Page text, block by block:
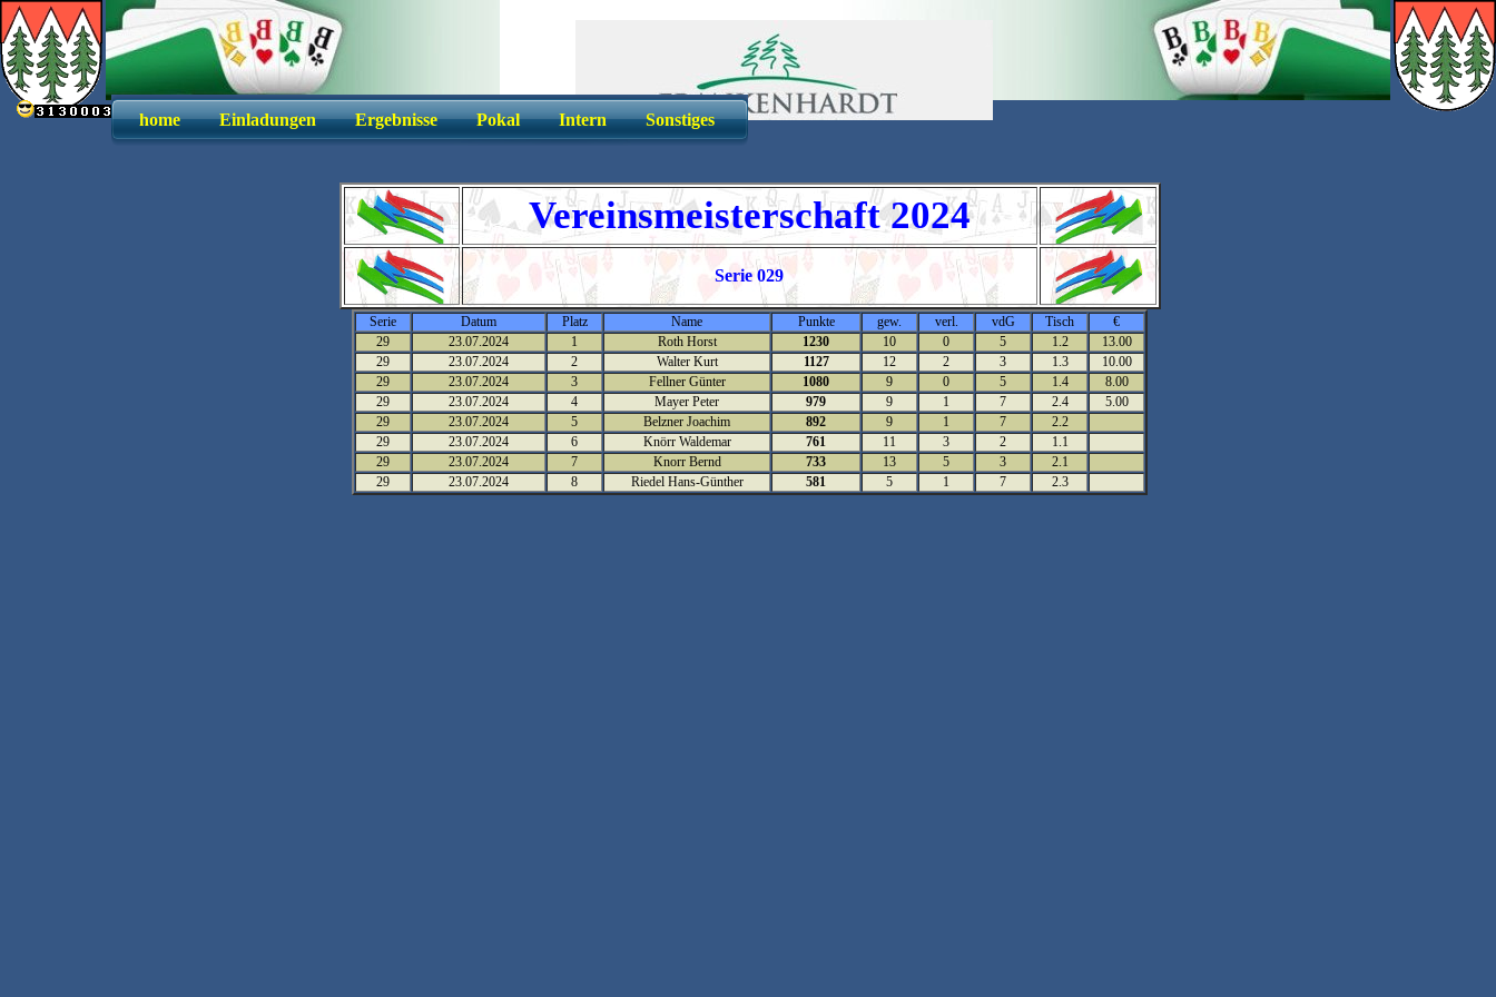
home Einladungen Ergebnisse Pokal Intern Sonstiges
Vereinsmeisterschaft 2024
Serie 029
Serie Datum Platz Name Punkte gew. verl. vdG Tisch
€
29
23.07.2024 1 Roth Horst 1230 10 0 5 1.2
13.00
29
23.07.2024 2 Walter Kurt 1127 12 2 3 1.3
10.00
29
23.07.2024 3 Fellner Günter 1080 9 0 5 1.4
8.00
29
23.07.2024 4 Mayer Peter 979 9 1 7 2.4
5.00
29
23.07.2024 5 Belzner Joachim 892 9 1 7
2.2
29
23.07.2024 6 Knörr Waldemar 761 11 3 2
1.1
29
23.07.2024 7 Knorr Bernd 733 13 5 3
2.1
29
23.07.2024 8 Riedel Hans-Günther 581 5 1 7 2.3